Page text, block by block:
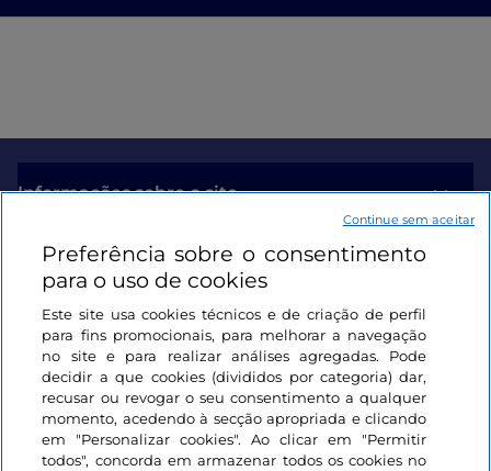
Informações sobre o site
Ligações úteis
Iniciar sessão
Mantenha-se em contacto
Preferência sobre o consentimento
para o uso de cookies
Este site usa cookies técnicos e de criação de perfil
para fins promocionais, para melhorar a navegação
no site e para realizar análises agregadas. Pode
decidir a que cookies (divididos por categoria) dar,
recusar ou revogar o seu consentimento a qualquer
momento, acedendo à secção apropriada e clicando
em "Personalizar cookies". Ao clicar em "Permitir
todos", concorda em armazenar todos os cookies no
Continue sem aceitar